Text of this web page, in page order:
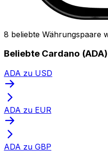
8 beliebte Währungspaare
Beliebte Cardano
ADA zu USD
ADA zu EUR
ADA zu GBP